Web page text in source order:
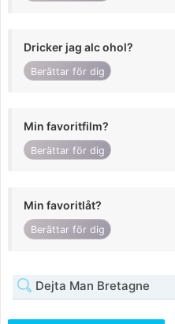
Dricker jag alc ohol?
Berättar för dig
Min favoritfilm?
Berättar för dig
Min favoritlåt?
Berättar för dig
Dejta Man Bretagne